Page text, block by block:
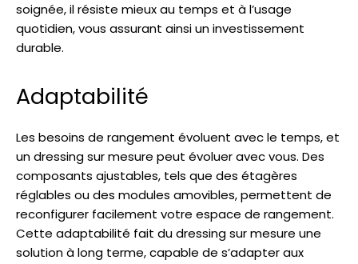
soignée, il résiste mieux au temps et à l’usage
quotidien, vous assurant ainsi un investissement
durable.
Adaptabilité
Les besoins de rangement évoluent avec le temps, et
un dressing sur mesure peut évoluer avec vous. Des
composants ajustables, tels que des étagères
réglables ou des modules amovibles, permettent de
reconfigurer facilement votre espace de rangement.
Cette adaptabilité fait du dressing sur mesure une
solution à long terme, capable de s’adapter aux